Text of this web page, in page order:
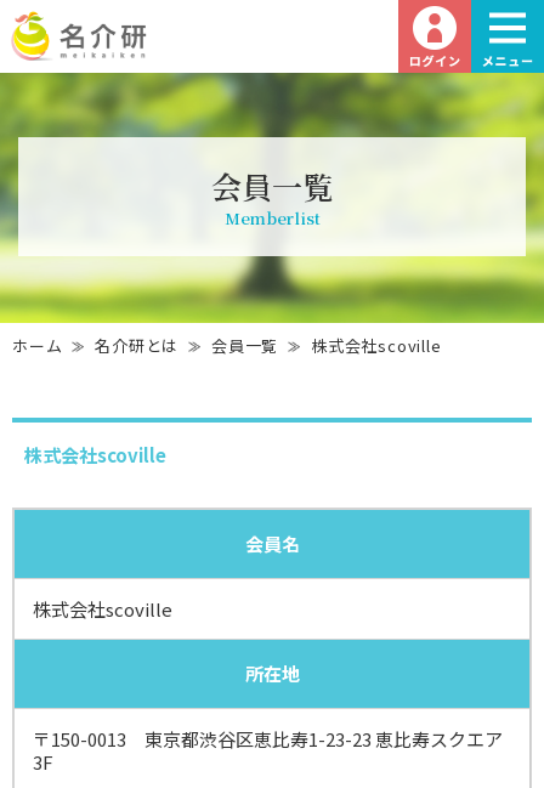
会員一覧
Memberlist
ホーム 名介研とは 会員一覧 株式会社scoville
株式会社scoville
会員名
株式会社scoville
所在地
〒150-0013 東京都渋谷区恵比寿1-23-23 恵比寿スクエア
3F